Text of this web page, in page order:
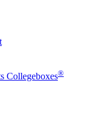
Collegeboxes®